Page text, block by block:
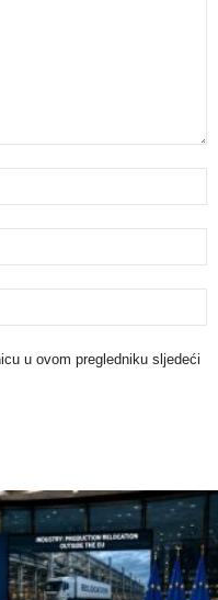
u ovom pregledniku sljedeći